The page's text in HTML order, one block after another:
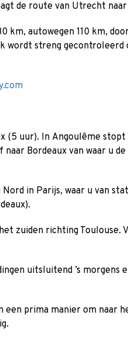
de route van Utrecht
km, autowegen 110 km,
wordt streng gecontroleerd
uur). In Angoulême stopt
Bordeaux van waar u
in Parijs, waar u van
zuiden richting Toulouse.
uitsluitend ’s morgens
prima manier om naar